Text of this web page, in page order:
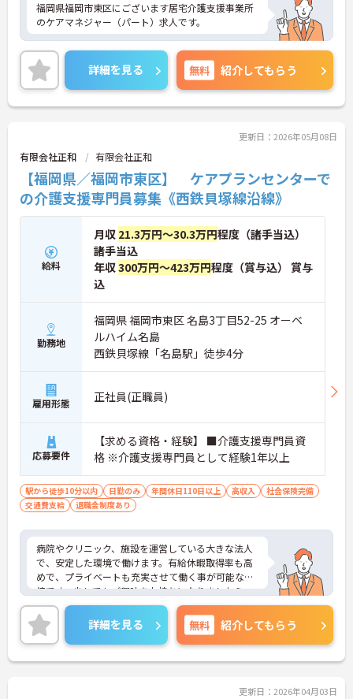
福岡県福岡市東区にございます居宅介護支援事業所
のケアマネジャー（パート）求人です。
詳細を見る 無料 紹介してもらう
更新日：2026年05月08日
有限会社正和 有限会社正和
【福岡県／福岡市東区】 ケアプランセンターで
の介護支援専門員募集《西鉄貝塚線沿線》
給料
月収 21.3万円～30.3万円程度（諸手当込）
諸手当込
年収300万円～423万円程度（賞与込） 賞与
込
勤務地
福岡県 福岡市東区 名島3丁目52-25 オーベ
ルハイム名島
西鉄貝塚線「名島駅」徒歩4分
雇用形態 正社員(正職員)
応募要件
【求める資格・経験】 ■介護支援専門員資
格 ※介護支援専門員として経験1年以上
駅から徒歩10分以内 日勤のみ 年間休日110日以上 高収入
社会保険完備
交通費支給
退職金制度あり
病院やクリニック、施設を運営している大きな法人
で、安定した環境で働けます。有給休暇取得率も高
めで、プライベートも充実させて働く事が可能な環
境です。少しでもご興味をお持ちになりましたら、
ぜひお気軽にお問い合わせください！
詳細を見る 無料 紹介してもらう
更新日：2026年04月03日